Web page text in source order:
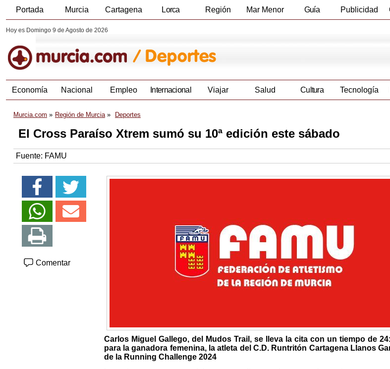
Portada Murcia Cartagena Lorca Región Mar Menor Guía Publicidad
Hoy es Domingo 9 de Agosto de 2026
Economía Nacional Empleo Internacional Viajar Salud Cultura Tecnología
Murcia.com Región de Murcia Deportes
El Cross Paraíso Xtrem sumó su 10ª edición este sábado
Fuente: FAMU
Comentar
Carlos Miguel Gallego, del Mudos Trail, se lleva la cita con un tiempo de
para la ganadora femenina, la atleta del C.D. Runtritón Cartagena Llanos
de la Running Challenge 2024